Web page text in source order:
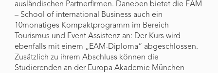
ausländischen Partnerfirmen. Daneben bietet die EAM
– School of international Business auch ein
10monatiges Kompaktprogramm im Bereich
Tourismus und Event Assistenz an: Der Kurs wird
ebenfalls mit einem „EAM-Diploma“ abgeschlossen.
Zusätzlich zu ihrem Abschluss können die
Studierenden an der Europa Akademie München